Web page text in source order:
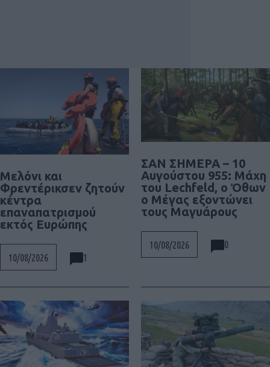
Μελόνι και
Φρεντέρικσεν ζητούν
κέντρα
επαναπατρισμού
εκτός Ευρώπης
10/08/2026 1
ΣΑΝ ΣΗΜΕΡΑ – 10
Αυγούστου 955: Μάχη
του Lechfeld, ο Όθων
ο Μέγας εξοντώνει
τους Μαγυάρους
10/08/2026 0